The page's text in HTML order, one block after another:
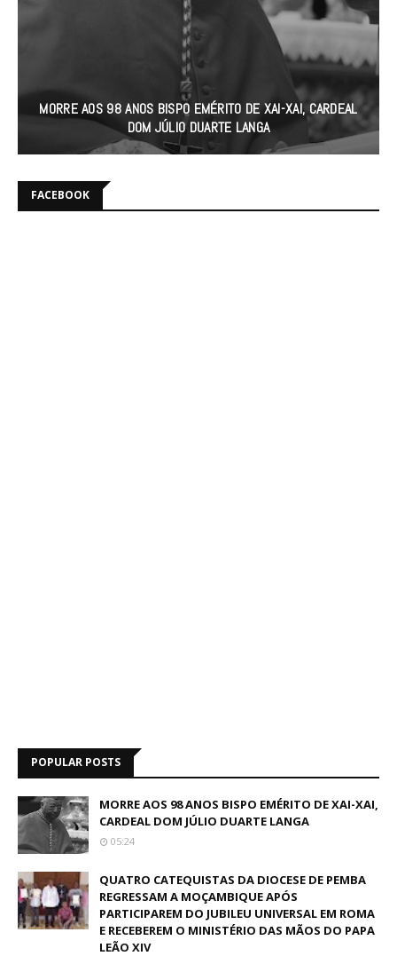
GOVERNO DO JAPÃO APOIA PRM E SERNIC COM 28 NOVAS
VIATURAS PARA REFORÇAR A SEGURANÇA EM CABO
DELGADO
FACEBOOK
POPULAR POSTS
MORRE AOS 98 ANOS BISPO EMÉRITO DE XAI-XAI,
CARDEAL DOM JÚLIO DUARTE LANGA
05:24
QUATRO CATEQUISTAS DA DIOCESE DE PEMBA
REGRESSAM A MOÇAMBIQUE APÓS
PARTICIPAREM DO JUBILEU UNIVERSAL EM ROMA
E RECEBEREM O MINISTÉRIO DAS MÃOS DO PAPA
LEÃO XIV